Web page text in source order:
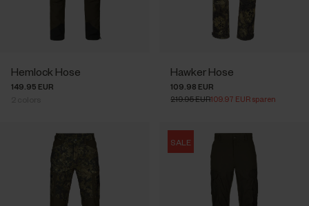
Hemlock Hose
149.95 EUR
Hawker Hose
109.98 EUR
219.95 EUR109.97 EUR sparen
SALE